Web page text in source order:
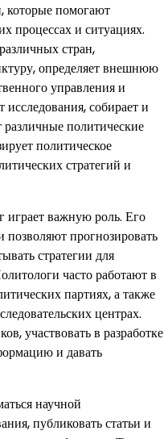
которые помогают
процессах и ситуациях.
стран,
определяет внешнюю
управления и
собирает и
различные политические
политическое
стратегий и
играет важную роль. Его
позволяют прогнозировать
стратегии для
часто работают в
партиях, а также
центрах.
участвовать в разработке
и давать
научной
публиковать статьи и